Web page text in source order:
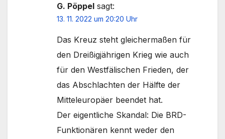
G. Pöppel sagt:
13. 11. 2022 um 20:20 Uhr
Das Kreuz steht gleichermaßen für
den Dreißigjährigen Krieg wie auch
für den Westfälischen Frieden, der
das Abschlachten der Hälfte der
Mitteleuropäer beendet hat.
Der eigentliche Skandal: Die BRD-
Funktionären kennt weder den